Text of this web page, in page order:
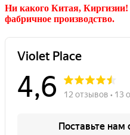
Ни какого Китая, Киргизии!
фабричное производство.